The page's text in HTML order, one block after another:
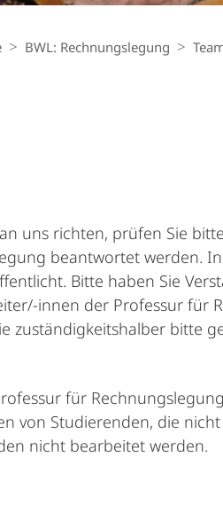
BWL: Rechnungslegung
uns richten, prüfen Sie
beantwortet werden.
Bitte haben Sie
innen der Professur für
zuständigkeitshalber bitte
für
von Studierenden, die
nicht bearbeitet werden.